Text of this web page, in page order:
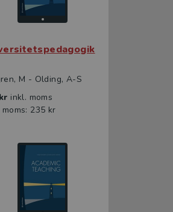
M - Olding, A-S
inkl. moms
moms: 235 kr